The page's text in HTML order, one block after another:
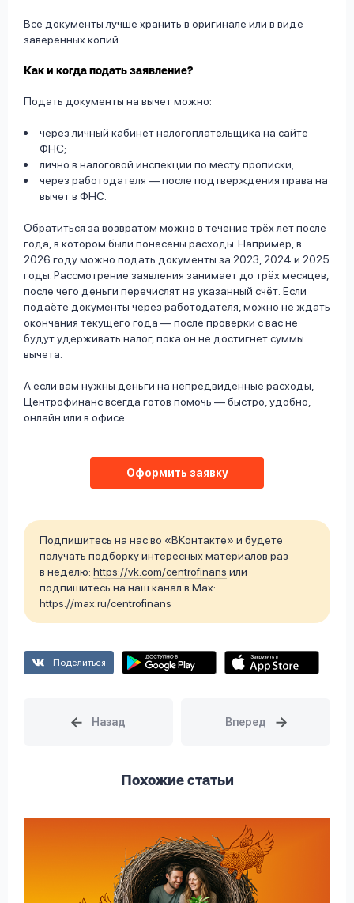
Все документы лучше хранить в оригинале или в виде
заверенных копий.
Как и когда подать заявление?
Подать документы на вычет можно:
через личный кабинет налогоплательщика на сайте
ФНС;
лично в налоговой инспекции по месту прописки;
через работодателя — после подтверждения права на
вычет в ФНС.
Обратиться за возвратом можно в течение трёх лет после
года, в котором были понесены расходы. Например, в
2026 году можно подать документы за 2023, 2024 и 2025
годы. Рассмотрение заявления занимает до трёх месяцев,
после чего деньги перечислят на указанный счёт. Если
подаёте документы через работодателя, можно не ждать
окончания текущего года — после проверки с вас не
будут удерживать налог, пока он не достигнет суммы
вычета.
А если вам нужны деньги на непредвиденные расходы,
Центрофинанс всегда готов помочь — быстро, удобно,
онлайн или в офисе.
Оформить заявку
Подпишитесь на нас во «ВКонтакте» и будете
получать подборку интересных материалов раз
в неделю: https://vk.com/centrofinans или
подпишитесь на наш канал в Max:
https://max.ru/centrofinans
Поделиться
Похожие статьи